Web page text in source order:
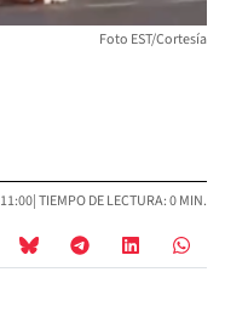
Foto EST/Cortesía
11:00| TIEMPO DE LECTURA: 0 MIN.